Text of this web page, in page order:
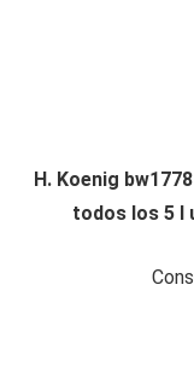
H. Koenig
todos los 5 l